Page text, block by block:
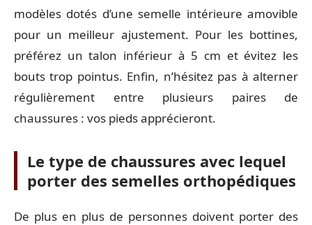
modèles dotés d’une semelle intérieure amovible
pour un meilleur ajustement. Pour les bottines,
préférez un talon inférieur à 5 cm et évitez les
bouts trop pointus. Enfin, n’hésitez pas à alterner
régulièrement entre plusieurs paires de
chaussures : vos pieds apprécieront.
Le type de chaussures avec lequel
porter des semelles orthopédiques
De plus en plus de personnes doivent porter des